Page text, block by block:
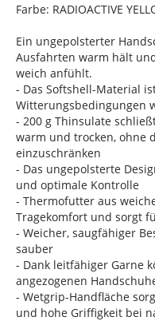
Farbe: RADIOACTIVE
Ein ungepolsterter
Ausfahrten warm hält
weich anfühlt.
- Das Softshell-Material
Witterungsbedingungen
- 200 g Thinsulate
warm und trocken, ohne
einzuschränken
- Das ungepolsterte
und optimale Kontrolle
- Thermofutter aus
Tragekomfort und sorgt
- Weicher, saugfähiger
sauber
- Dank leitfähiger Garne
angezogenen
- Wetgrip-Handfläche
und hohe Griffigkeit bei